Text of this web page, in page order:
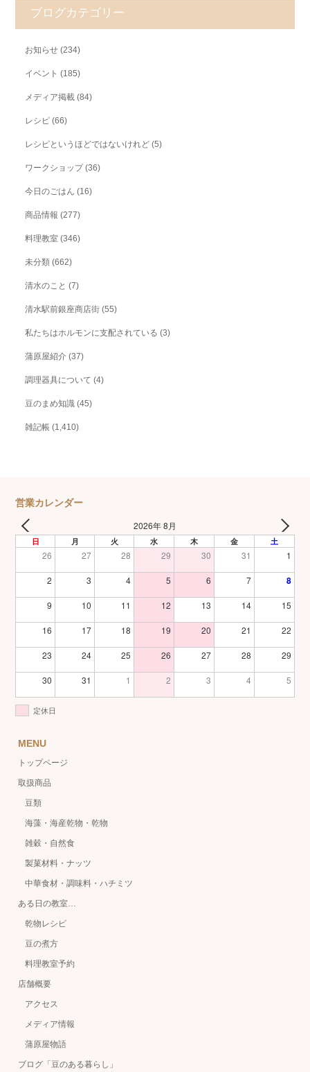
ブログカテゴリー
お知らせ (234)
イベント (185)
メディア掲載 (84)
レシピ (66)
レシピというほどではないけれど (5)
ワークショップ(36)
今日のごはん (16)
商品情報 (277)
料理教室 (346)
未分類 (662)
清水のこと (7)
清水駅前銀座商店街 (55)
私たちはホルモンに支配されている (3)
蒲原屋紹介 (37)
調理器具について (4)
豆のまめ知識 (45)
雑記帳 (1,410)
営業カレンダー
2026年 8月
日 月 火 水 木 金 土
26 27 28 29 30 31 1
2 3 4 5 6 7 8
9 10 11 12 13 14 15
16 17 18 19 20 21 22
23 24 25 26 27 28 29
30 31 1 2 3 4 5
定休日
MENU
トップページ
取扱商品
豆類
海藻・海産乾物・乾物
雑穀・自然食
製菓材料・ナッツ
中華食材・調味料・ハチミツ
ある日の教室…
乾物レシピ
豆の煮方
料理教室予約
店舗概要
アクセス
メディア情報
蒲原屋物語
ブログ「豆のある暮らし」